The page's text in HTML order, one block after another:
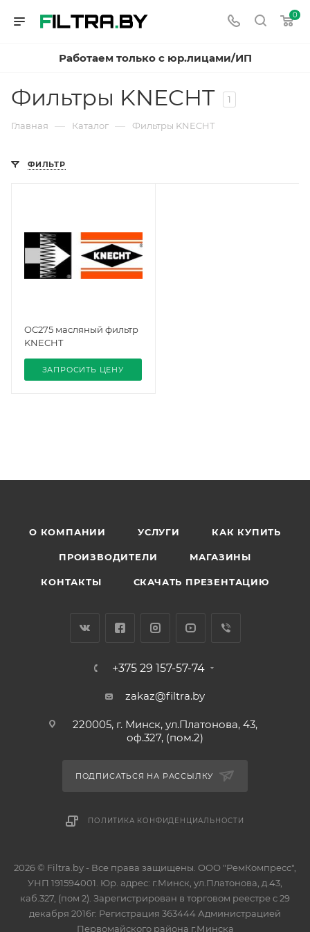
0
Работаем только с юр.лицами/ИП
Фильтры KNECHT 1
Главная — Каталог — Фильтры KNECHT
ФИЛЬТР
OC275 масляный фильтр
KNECHT
ЗАПРОСИТЬ ЦЕНУ
О КОМПАНИИ УСЛУГИ КАК КУПИТЬ
ПРОИЗВОДИТЕЛИ МАГАЗИНЫ
КОНТАКТЫ СКАЧАТЬ ПРЕЗЕНТАЦИЮ
+375 29 157-57-74
zakaz@filtra.by
220005, г. Минск, ул.Платонова, 43,
оф.327, (пом.2)
ПОДПИСАТЬСЯ НА РАССЫЛКУ
ПОЛИТИКА КОНФИДЕНЦИАЛЬНОСТИ
2026 © Filtra.by - Все права защищены. ООО "РемКомпресс",
УНП 191594001. Юр. адрес: г.Минск, ул.Платонова, д.43,
каб.327, (пом 2). Зарегистрирован в торговом реестре с 29
декабря 2016г. Регистрация 363444 Администрацией
Первомайского района г.Минска